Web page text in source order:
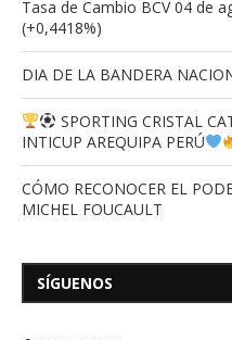
Tasa de Cambio BCV 04 de
(+0,4418%)
DIA DE LA BANDERA
SPORTING CRISTAL
INTICUP AREQUIPA PERÚ
CÓMO RECONOCER EL
MICHEL FOUCAULT
SÍGUENOS